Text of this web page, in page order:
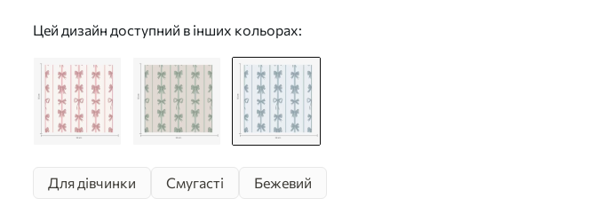
Цей дизайн доступний в інших кольорах:
Для дівчинки Смугасті Бежевий